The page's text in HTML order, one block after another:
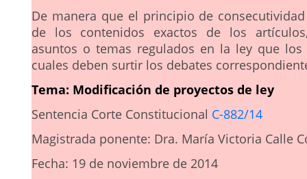
De manera que el principio de
de los contenidos exactos de los
asuntos o temas regulados en la ley que los
cuales deben surtir los debates
Tema: Modificación de proyectos de ley
Sentencia Corte Constitucional C-882/14
Magistrada ponente: Dra. María Victoria Calle
Fecha: 19 de noviembre de 2014